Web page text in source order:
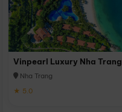
Vinpearl Luxury Nha Trang
Nha Trang
★ 5.0